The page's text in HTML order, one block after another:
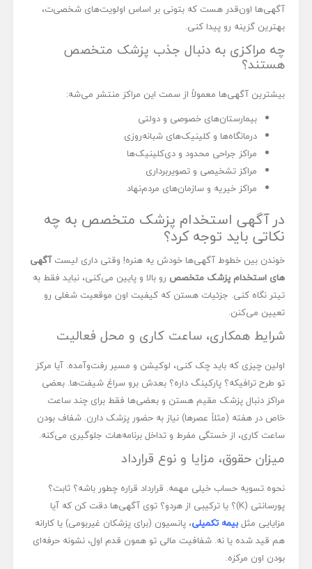
آگهی‌ها اون‌قدر هست که بتونی بر اساس اولویت‌های شخصی‌ت،
بهترین گزینه رو پیدا کنی.
چه مراکزی به دنبال جذب پزشک متخصص
هستند؟
بیشترین آگهی‌ها معمولاً از سمت این مراکز منتشر می‌شه:
بیمارستان‌های خصوصی و دولتی
درمانگاه‌ها و کلینیک‌های شبانه‌روزی
مراکز جراحی محدود و دی‌کلینیک‌ها
مراکز تشخیصی و تصویربرداری
مراکز خیریه و سازمان‌های مردم‌نهاد
در آگهی استخدام پزشک متخصص به چه
نکاتی باید توجه کرد؟
خوندن بین خطوط آگهی‌ها خودش یه هنره! وقتی داری لیستآگهی
های استخدام پزشک متخصص رو بالا و پایین می‌کنی، نباید فقط به
تیتر نگاه کنی. جزئیات هستن که کیفیت اون موقعیت شغلی رو
تعیین می‌کنن.
شرایط همکاری، ساعت کاری و محل فعالیت
اولین چیزی که باید چک کنی، لوکیشن و مسیر رفت‌وآمده. آیا مرکز
تو طرح ترافیکه؟ پارکینگ داره؟ بعدش برو سراغ شیفت‌ها. بعضی
مراکز دنبال پزشک مقیم هستن و بعضی‌ها فقط برای چند ساعت
خاص در هفته (مثلاً عصرها) نیاز به حضور پزشک دارن. شفاف بودن
ساعت کاری، از خستگی مفرط و تداخل برنامه‌هات جلوگیری می‌کنه.
میزان حقوق، مزایا و نوع قرارداد
نحوه تسویه حساب خیلی مهمه. قرارداد قراره چطور باشه؟ ثابت؟
پورسانتی (K)؟ یا ترکیبی از هردو؟ توی آگهی‌ها دقت کن که آیا
مزایایی مثلبیمه تکمیلی، پانسیون (برای پزشکان غیربومی) یا کارانه
هم قید شده یا نه. شفافیت مالی تو همون قدم اول، نشونه حرفه‌ای
بودن اون مرکزه.